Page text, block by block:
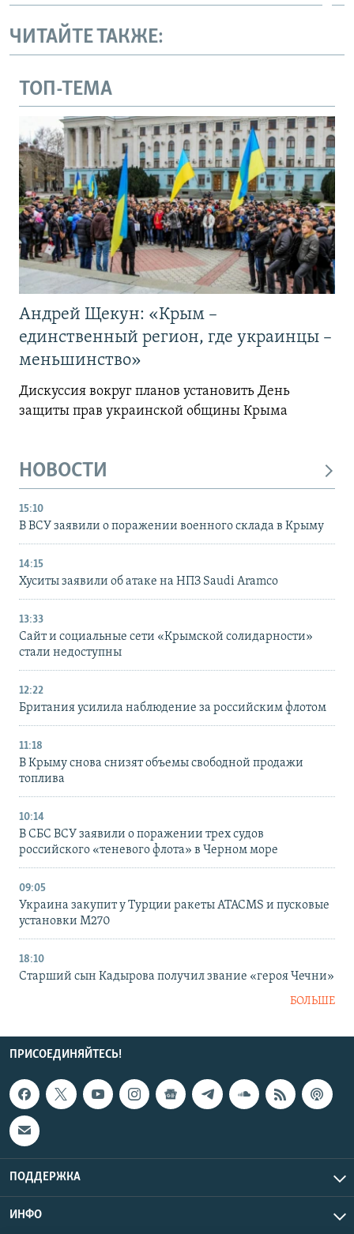
ЧИТАЙТЕ ТАКЖЕ:
ТОП-ТЕМА
Андрей Щекун: «Крым –
единственный регион, где украинцы –
меньшинство»
Дискуссия вокруг планов установить День
защиты прав украинской общины Крыма
НОВОСТИ
15:10
В ВСУ заявили о поражении военного склада в Крыму
14:15
Хуситы заявили об атаке на НПЗ Saudi Aramco
13:33
Сайт и социальные сети «Крымской солидарности»
стали недоступны
12:22
Британия усилила наблюдение за российским флотом
11:18
В Крыму снова снизят объемы свободной продажи
топлива
10:14
В СБС ВСУ заявили о поражении трех судов
российского «теневого флота» в Черном море
09:05
Украина закупит у Турции ракеты ATACMS и пусковые
установки M270
18:10
Старший сын Кадырова получил звание «героя Чечни»
БОЛЬШЕ
ПРИСОЕДИНЯЙТЕСЬ!
ПОДДЕРЖКА
ИНФО